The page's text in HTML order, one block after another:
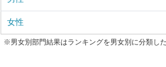
女性
※男女別部門結果はランキングを男女別に分類した